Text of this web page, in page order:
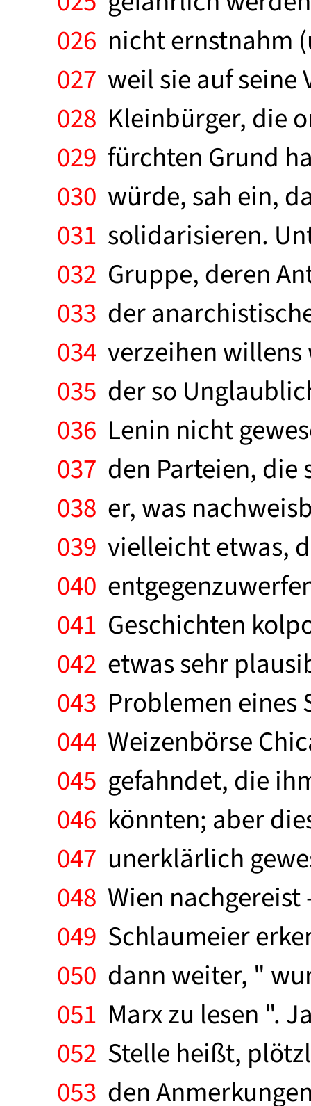
026 nicht ernstnahm
027 weil sie auf seine
028 Kleinbürger, die
029 fürchten Grund
030 würde, sah ein,
031 solidarisieren.
032 Gruppe, deren
033 der
034 verzeihen
035 der so
036 Lenin nicht
037 den Parteien, die
038 er, was
039 vielleicht etwas,
040
041 Geschichten
042 etwas sehr
043 Problemen eines
044 Weizenbörse
045 gefahndet, die
046 könnten; aber
047 unerklärlich
048 Wien
049 Schlaumeier
050 dann weiter, "
051 Marx zu lesen ".
052 Stelle heißt,
053 den